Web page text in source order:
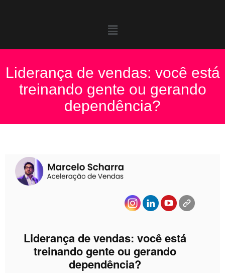
Liderança de vendas: você está
treinando gente ou gerando
dependência?
Liderança de vendas: você está
treinando gente ou gerando
dependência?